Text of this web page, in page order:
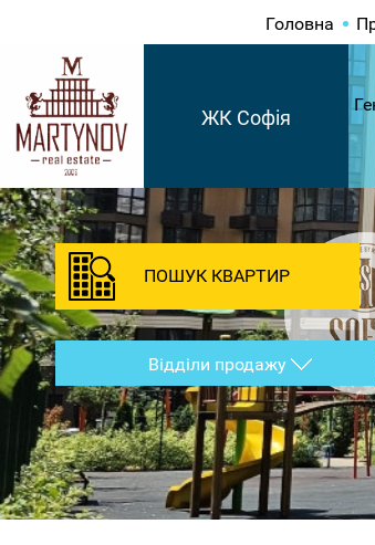
Головна
ЖК Софія
ПОШУК КВАРТИР
Відділи продажу